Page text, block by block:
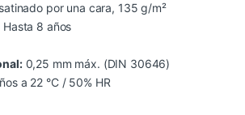
por una cara, 135 g/m²
Hasta 8 años
0,25 mm máx. (DIN 30646)
a 22 °C / 50% HR